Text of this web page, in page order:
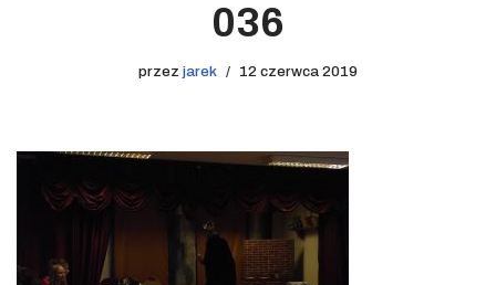
036
przez jarek 12 czerwca 2019